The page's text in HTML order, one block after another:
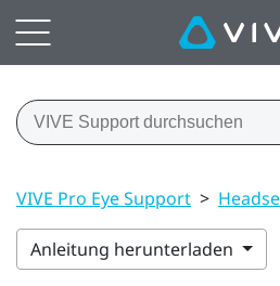
VIVE Pro Eye Support >
Anleitung herunterladen